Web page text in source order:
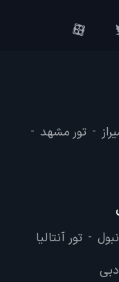
- تور مشهد -
- تور آنتالیا